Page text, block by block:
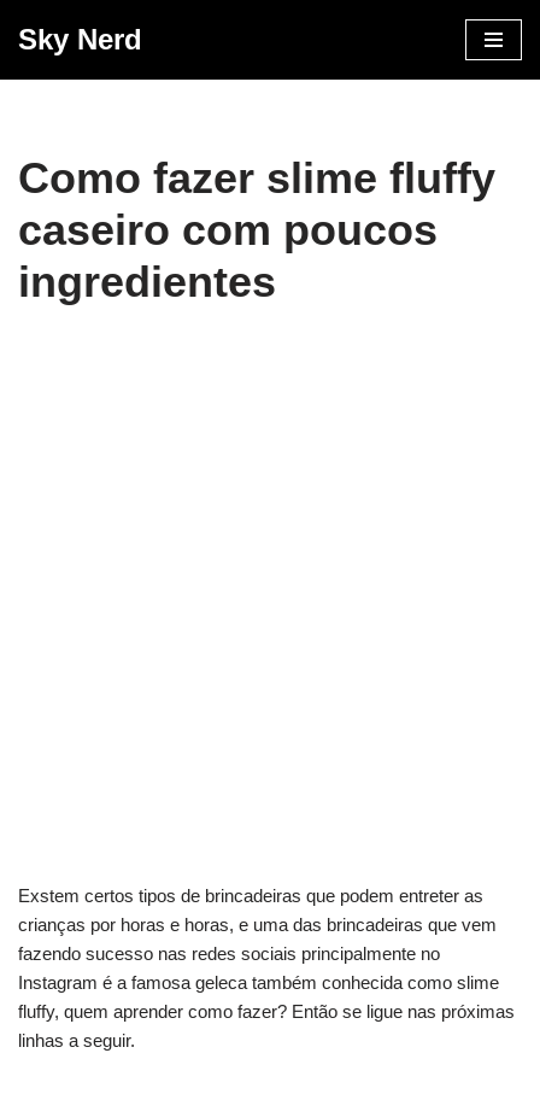
Sky Nerd
Como fazer slime fluffy
caseiro com poucos
ingredientes
Exstem certos tipos de brincadeiras que podem entreter as
crianças por horas e horas, e uma das brincadeiras que vem
fazendo sucesso nas redes sociais principalmente no
Instagram é a famosa geleca também conhecida como slime
fluffy, quem aprender como fazer? Então se ligue nas próximas
linhas a seguir.